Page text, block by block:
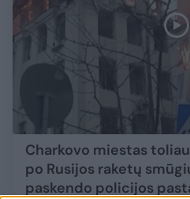
Charkovo miestas
po Rusijos raketų
paskendo policijos